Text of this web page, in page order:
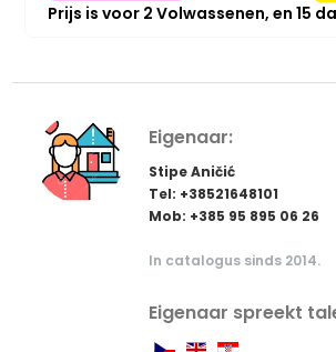
Prijs is voor 2 Volwassenen, en 15
Eigenaar:
Stipe Aničić
Tel: +38521648101
Mob: +385 95 895 06 26
In catalogus sinds 2014.
Eigenaar spreekt